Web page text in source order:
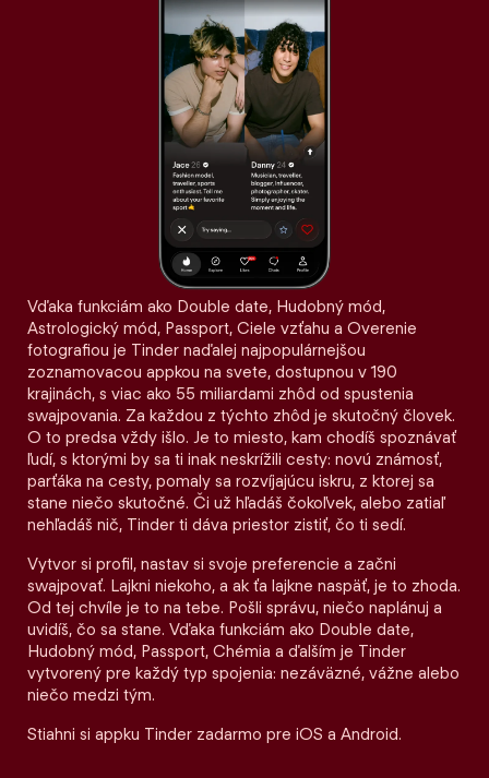
Vďaka funkciám ako Double date, Hudobný mód,
Astrologický mód, Passport, Ciele vzťahu a Overenie
fotografiou je Tinder naďalej najpopulárnejšou
zoznamovacou appkou na svete, dostupnou v 190
krajinách, s viac ako 55 miliardami zhôd od spustenia
swajpovania. Za každou z týchto zhôd je skutočný človek.
O to predsa vždy išlo. Je to miesto, kam chodíš spoznávať
ľudí, s ktorými by sa ti inak neskrížili cesty: novú známosť,
parťáka na cesty, pomaly sa rozvíjajúcu iskru, z ktorej sa
stane niečo skutočné. Či už hľadáš čokoľvek, alebo zatiaľ
nehľadáš nič, Tinder ti dáva priestor zistiť, čo ti sedí.
Vytvor si profil, nastav si svoje preferencie a začni
swajpovať. Lajkni niekoho, a ak ťa lajkne naspäť, je to zhoda.
Od tej chvíle je to na tebe. Pošli správu, niečo naplánuj a
uvidíš, čo sa stane. Vďaka funkciám ako Double date,
Hudobný mód, Passport, Chémia a ďalším je Tinder
vytvorený pre každý typ spojenia: nezáväzné, vážne alebo
niečo medzi tým.
Stiahni si appku Tinder zadarmo pre iOS a Android.